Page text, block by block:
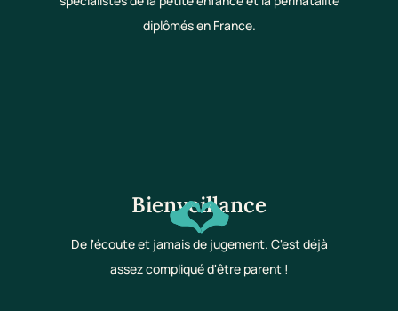
diplômés en France.
Bienveillance
De l'écoute et jamais de jugement. C'est déjà
assez compliqué d'être parent !